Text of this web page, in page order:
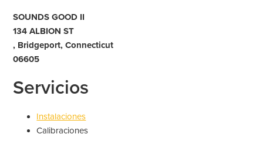
SOUNDS GOOD II
134 ALBION ST
, Bridgeport, Connecticut
06605
Servicios
Instalaciones
Calibraciones